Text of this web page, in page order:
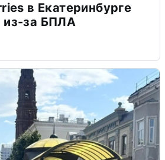
в Екатеринбурге
из-за БПЛА